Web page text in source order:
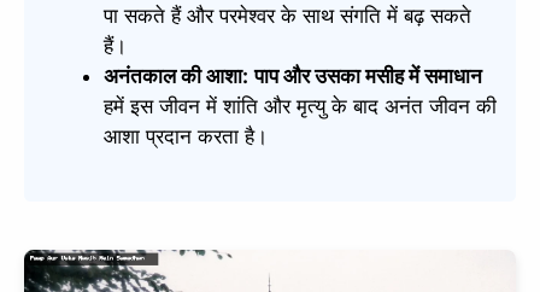
पा सकते हैं और परमेश्वर के साथ संगति में बढ़ सकते
हैं।
अनंतकाल की आशा: पाप और उसका मसीह में समाधान
हमें इस जीवन में शांति और मृत्यु के बाद अनंत जीवन की
आशा प्रदान करता है।